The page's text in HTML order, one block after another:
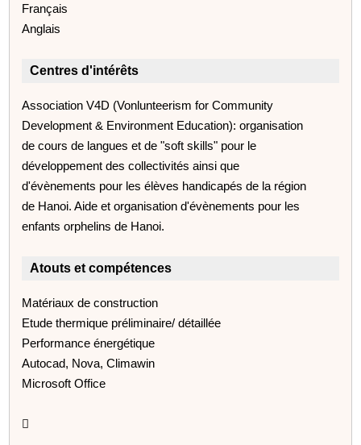
Français
Anglais
Centres d'intérêts
Association V4D (Vonlunteerism for Community
Development & Environment Education): organisation
de cours de langues et de "soft skills" pour le
développement des collectivités ainsi que
d'évènements pour les élèves handicapés de la région
de Hanoi. Aide et organisation d'évènements pour les
enfants orphelins de Hanoi.
Atouts et compétences
Matériaux de construction
Etude thermique préliminaire/ détaillée
Performance énergétique
Autocad, Nova, Climawin
Microsoft Office
